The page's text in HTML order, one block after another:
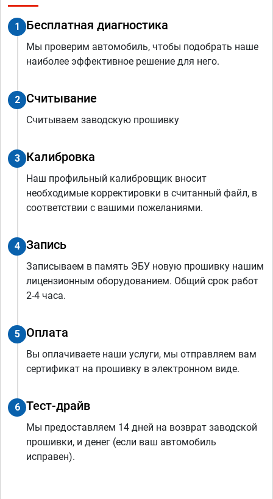
1 Бесплатная диагностика
Мы проверим автомобиль, чтобы подобрать наше
наиболее эффективное решение для него.
2 Считывание
Считываем заводскую прошивку
3 Калибровка
Наш профильный калибровщик вносит
необходимые корректировки в считанный файл, в
соответствии с вашими пожеланиями.
4 Запись
Записываем в память ЭБУ новую прошивку нашим
лицензионным оборудованием. Общий срок работ
2-4 часа.
5 Оплата
Вы оплачиваете наши услуги, мы отправляем вам
сертификат на прошивку в электронном виде.
6 Тест-драйв
Мы предоставляем 14 дней на возврат заводской
прошивки, и денег (если ваш автомобиль
исправен).